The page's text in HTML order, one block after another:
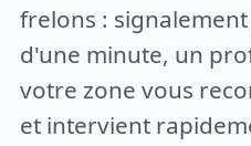
frelons :
d'une minute, un
votre zone vous
et intervient